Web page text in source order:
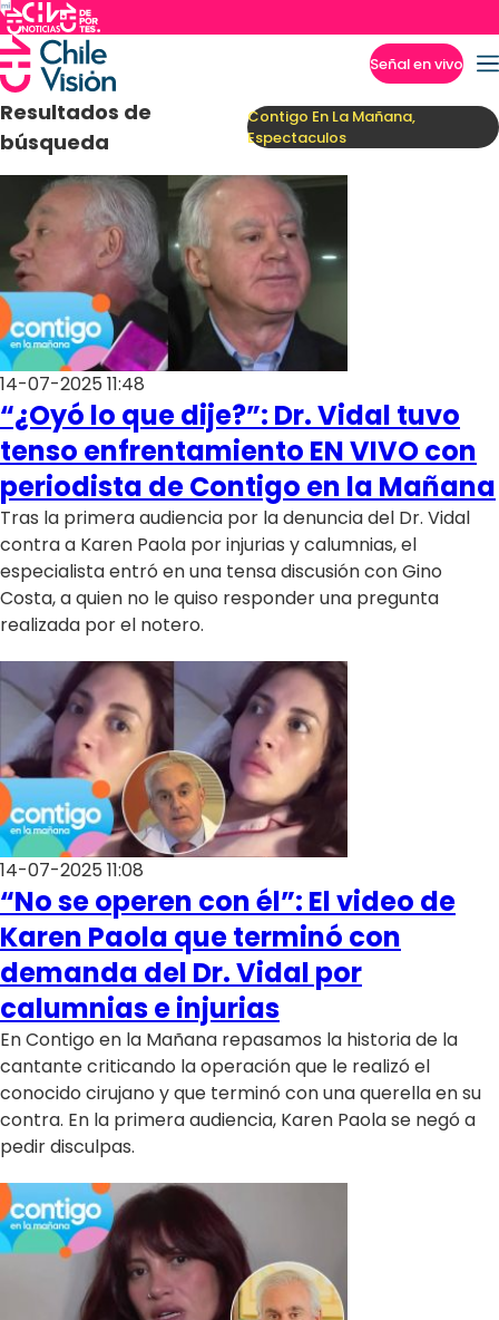
Señal en vivo
Resultados de
búsqueda
Contigo En La Mañana,
Espectaculos
14-07-2025 11:48
“¿Oyó lo que dije?”: Dr. Vidal tuvo
tenso enfrentamiento EN VIVO con
periodista de Contigo en la Mañana
Tras la primera audiencia por la denuncia del Dr. Vidal
contra a Karen Paola por injurias y calumnias, el
especialista entró en una tensa discusión con Gino
Costa, a quien no le quiso responder una pregunta
realizada por el notero.
14-07-2025 11:08
“No se operen con él”: El video de
Karen Paola que terminó con
demanda del Dr. Vidal por
calumnias e injurias
En Contigo en la Mañana repasamos la historia de la
cantante criticando la operación que le realizó el
conocido cirujano y que terminó con una querella en su
contra. En la primera audiencia, Karen Paola se negó a
pedir disculpas.
Imperdibles
Programas
Club De La Comedia
Contigo en Directo
Plan Perfecto
El Tiempo
Sabingo
Todos Los Programas